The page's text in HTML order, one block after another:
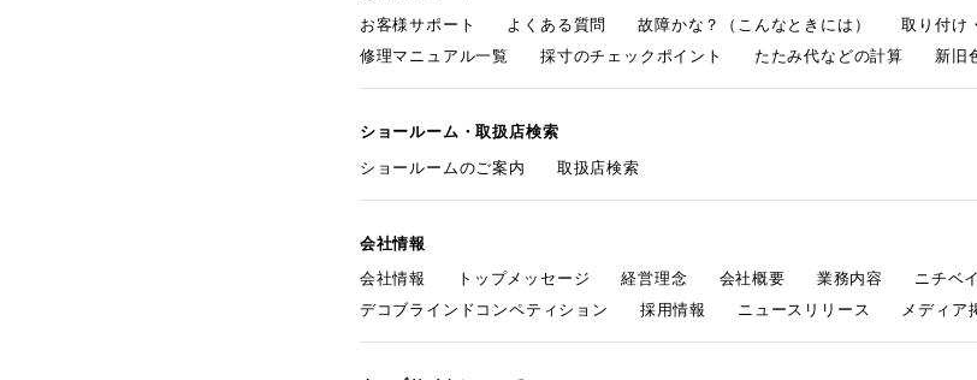
お客様サポート
よくある質問 故障かな？（こんなときには） 取り付け
修理マニュアル一覧
採寸のチェックポイント たたみ代などの計算 新旧
ショールーム・取扱店検索
ショールームのご案内
取扱店検索
会社情報
会社情報
トップメッセージ 経営理念 会社概要 業務内容 ニチベ
デコブラインドコンペティション
採用情報 ニュースリリース メディア